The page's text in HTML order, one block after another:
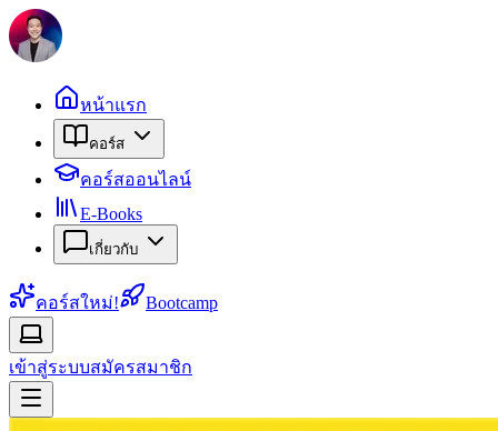
หน้าแรก
คอร์ส
คอร์สออนไลน์
E-Books
เกี่ยวกับ
คอร์สใหม่! Bootcamp
เข้าสู่ระบบสมัครสมาชิก